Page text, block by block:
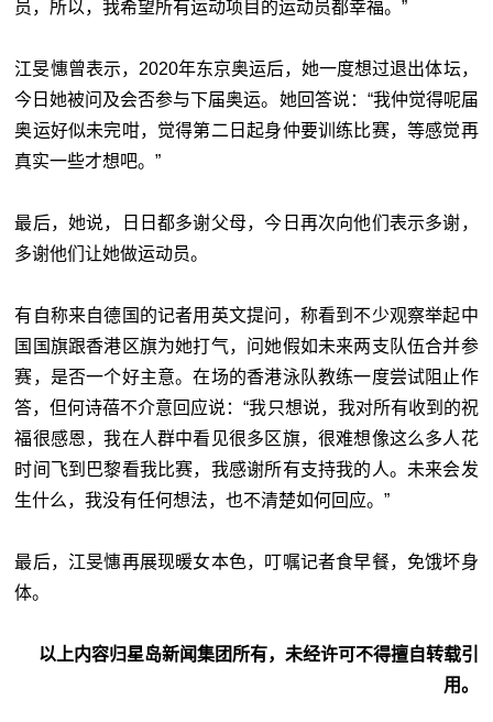
员，所以，我希望所有运动项目的运动员都幸福。”
江旻憓曾表示，2020年东京奥运后，她一度想过退出体坛，
今日她被问及会否参与下届奥运。她回答说：“我仲觉得呢届
奥运好似未完咁，觉得第二日起身仲要训练比赛，等感觉再
真实一些才想吧。”
最后，她说，日日都多谢父母，今日再次向他们表示多谢，
多谢他们让她做运动员。
有自称来自德国的记者用英文提问，称看到不少观察举起中
国国旗跟香港区旗为她打气，问她假如未来两支队伍合并参
赛，是否一个好主意。在场的香港泳队教练一度尝试阻止作
答，但何诗蓓不介意回应说：“我只想说，我对所有收到的祝
福很感恩，我在人群中看见很多区旗，很难想像这么多人花
时间飞到巴黎看我比赛，我感谢所有支持我的人。未来会发
生什么，我没有任何想法，也不清楚如何回应。”
最后，江旻憓再展现暖女本色，叮嘱记者食早餐，免饿坏身
体。
以上内容归星岛新闻集团所有，未经许可不得擅自转载引
用。